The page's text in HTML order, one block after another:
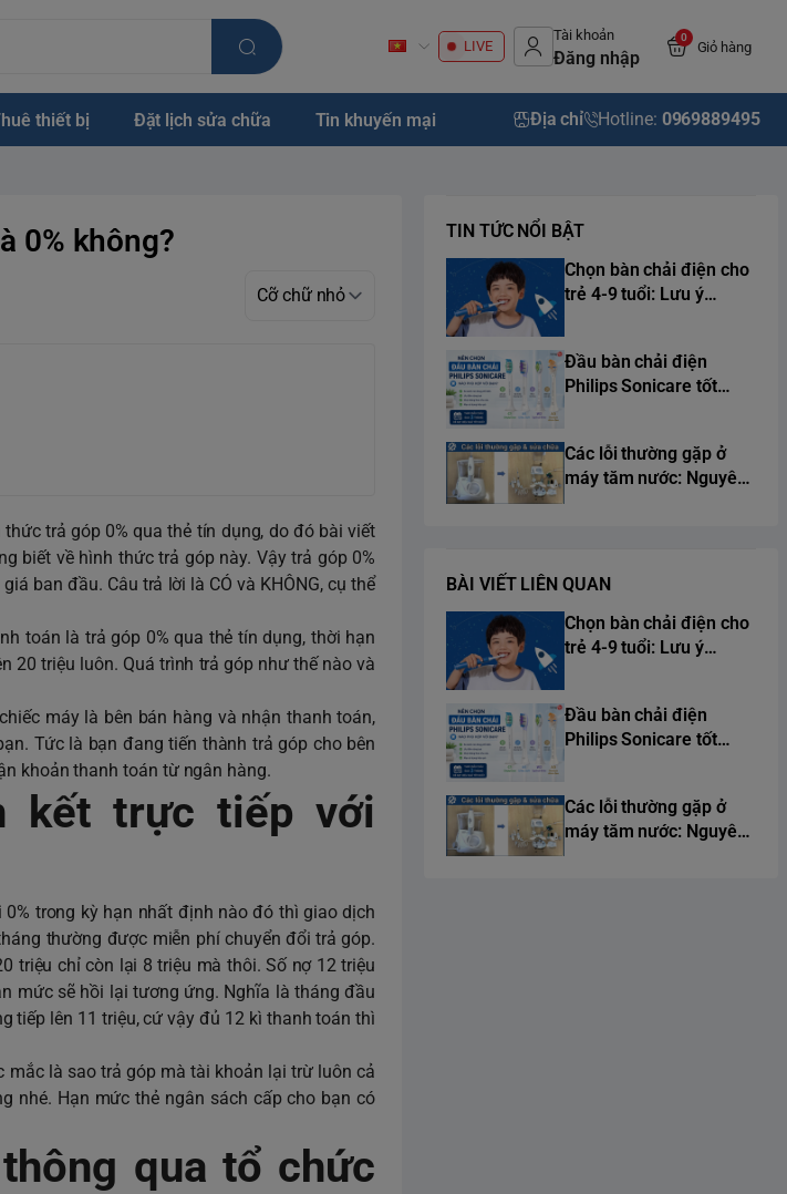
LIVE
Tài khoản
Đăng nhập
0
Giỏ hàng
thiết bị Đặt lịch sửa chữa Tin khuyến mại Địa chỉ Hotline: 0969889495
0% không?
trả góp 0% qua thẻ tín dụng, do đó bài viết
biết về hình thức trả góp này. Vậy trả góp 0%
ban đầu. Câu trả lời là CÓ và KHÔNG, cụ thể
toán là trả góp 0% qua thẻ tín dụng, thời hạn
20 triệu luôn. Quá trình trả góp như thế nào và
máy là bên bán hàng và nhận thanh toán,
Tức là bạn đang tiến thành trả góp cho bên
khoản thanh toán từ ngân hàng.
kết trực tiếp với
trong kỳ hạn nhất định nào đó thì giao dịch
thường được miễn phí chuyển đổi trả góp.
triệu chỉ còn lại 8 triệu mà thôi. Số nợ 12 triệu
mức sẽ hồi lại tương ứng. Nghĩa là tháng đầu
tiếp lên 11 triệu, cứ vậy đủ 12 kì thanh toán thì
là sao trả góp mà tài khoản lại trừ luôn cả
nhé. Hạn mức thẻ ngân sách cấp cho bạn có
qua tổ chức
TIN TỨC NỔI BẬT
Chọn bàn chải điện cho
trẻ 4-9 tuổi: Lưu ý
Đầu bàn chải điện
Philips Sonicare tốt
Các lỗi thường gặp ở
máy tăm nước: Nguyên
BÀI VIẾT LIÊN QUAN
Chọn bàn chải điện cho
trẻ 4-9 tuổi: Lưu ý
Đầu bàn chải điện
Philips Sonicare tốt
Các lỗi thường gặp ở
máy tăm nước: Nguyên